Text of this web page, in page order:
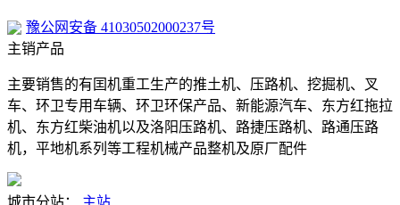
豫公网安备 41030502000237号
主销产品
主要销售的有囯机重工生产的推土机、压路机、挖掘机、叉
车、环卫专用车辆、环卫环保产品、新能源汽车、东方红拖拉
机、东方红柴油机以及洛阳压路机、路捷压路机、路通压路
机，平地机系列等工程机械产品整机及原厂配件
城市分站： 主站